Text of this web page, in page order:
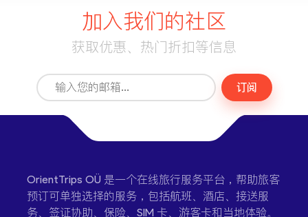
加入我们的社区
获取优惠、热门折扣等信息
订阅
OrientTrips OÜ 是一个在线旅行服务平台，帮助旅客
预订可单独选择的服务，包括航班、酒店、接送服
务、签证协助、保险、SIM 卡、游客卡和当地体验。